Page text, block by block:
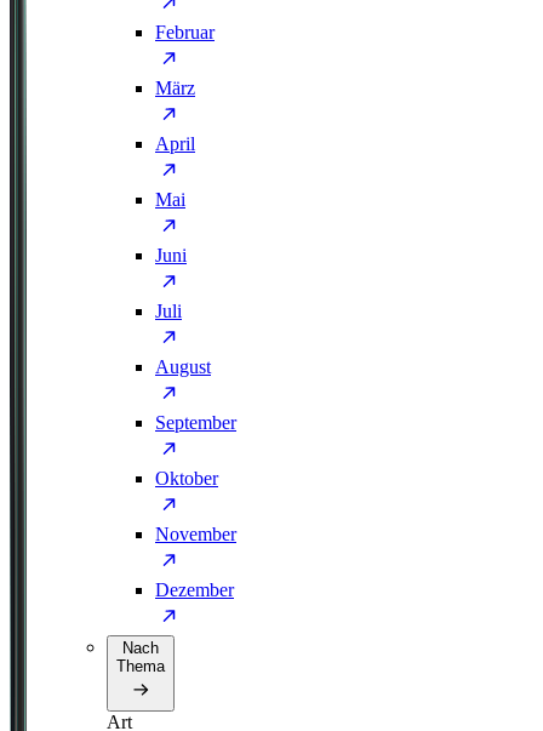
Februar
März
April
Mai
Juni
Juli
August
September
Oktober
November
Dezember
Nach
Thema
Art